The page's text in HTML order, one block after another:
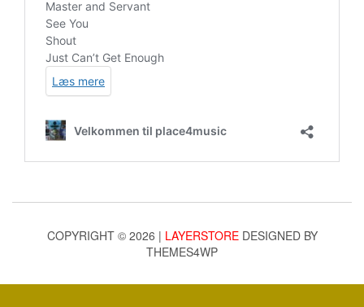
COPYRIGHT © 2026 | LAYERSTOREDESIGNED BY
THEMES4WP